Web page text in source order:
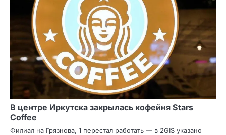
В центре Иркутска закрылась кофейня Stars
Coffee
Филиал на Грязнова, 1 перестал работать — в 2GIS указано